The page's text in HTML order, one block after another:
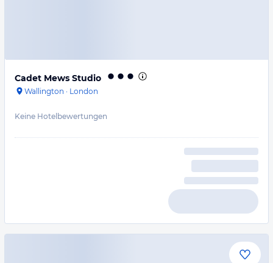
Cadet Mews Studio
Wallington · London
Keine Hotelbewertungen